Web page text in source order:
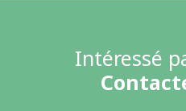
Intéressé